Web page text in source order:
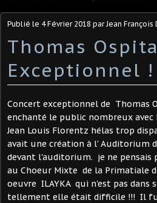
Publié le 4 Février 2018 par Jean François
Thomas
Exceptionnel !
Concert exceptionnel de Thomas
enchanté le public nombreux
Jean Louis Florentz hélas trop
avait une création à l' Auditorium
devant l'auditorium. je ne
au Choeur Mixte de la Primatiale
oeuvre ILAYKA qui n'est pas dans
tellement elle était difficile !!! Il